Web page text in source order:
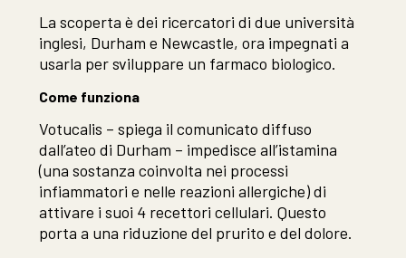
La scoperta è dei ricercatori di due università
inglesi, Durham e Newcastle, ora impegnati a
usarla per sviluppare un farmaco biologico.
Come funziona
Votucalis – spiega il comunicato diffuso
dall’ateo di Durham – impedisce all’istamina
(una sostanza coinvolta nei processi
infiammatori e nelle reazioni allergiche) di
attivare i suoi 4 recettori cellulari. Questo
porta a una riduzione del prurito e del dolore.